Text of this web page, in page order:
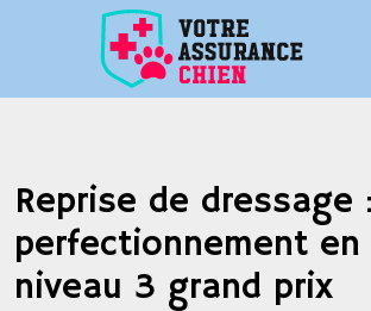
Reprise de dressage :
perfectionnement en
niveau 3 grand prix